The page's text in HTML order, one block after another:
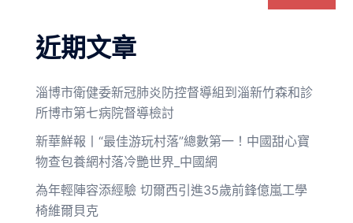
近期文章
淄博市衛健委新冠肺炎防控督導組到淄新竹森和診
所博市第七病院督導檢討
新華鮮報丨“最佳游玩村落”總數第一！中國甜心寶
物查包養網村落冷艷世界_中國網
為年輕陣容添經驗 切爾西引進35歲前鋒億嵐工學
椅維爾貝克